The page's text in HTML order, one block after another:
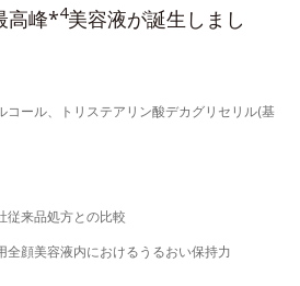
高峰*4美容液が誕生しまし
ール、トリステアリン酸デカグリセリル(基
従来品処方との比較
顔美容液内におけるうるおい保持力